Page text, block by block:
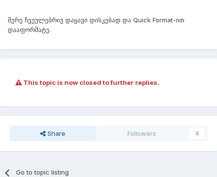
მერე ჩვეულებრივ დაყავი დისკებად და Quick Format-ით
დააფორმატე.
This topic is now closed to further replies.
Share Followers 0
Go to topic listing